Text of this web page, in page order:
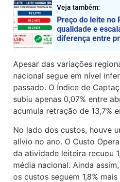
Veja também:
Preço do leite no
qualidade e
diferença entre
Apesar das variações
nacional segue em nível
passado. O Índice de
subiu apenas 0,07% entre
acumula retração de 13,7%
No lado dos custos, houve
alívio no ano. O Custo
da atividade leiteira recuou
média nacional. Ainda
os custos seguem 1,8%